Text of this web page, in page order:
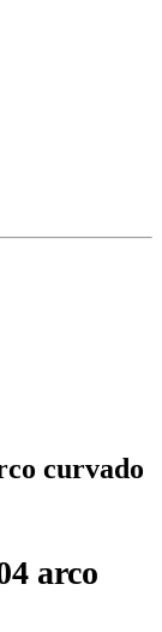
curvado
arco